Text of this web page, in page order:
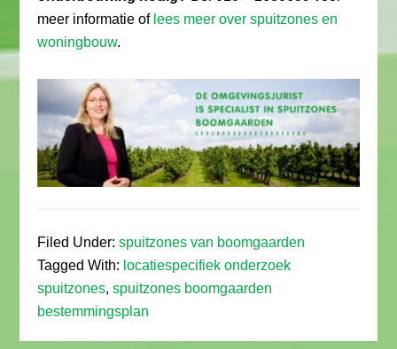
meer informatie of lees meer over spuitzones en
woningbouw.
Filed Under:spuitzones van boomgaarden
Tagged With: locatiespecifiek onderzoek
spuitzones,spuitzones boomgaarden
bestemmingsplan